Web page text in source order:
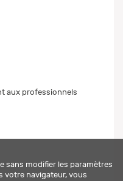
aux professionnels
sans modifier les paramètres
votre navigateur, vous